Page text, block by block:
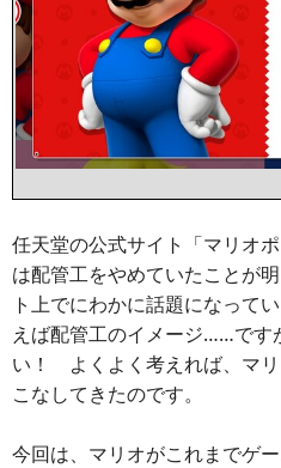
任天堂の公式サイト「マリオ
は配管工をやめていたことが
ト上でにわかに話題になって
えば配管工のイメージ……です
い！ よくよく考えれば、マ
こなしてきたのです。
今回は、マリオがこれまでゲ